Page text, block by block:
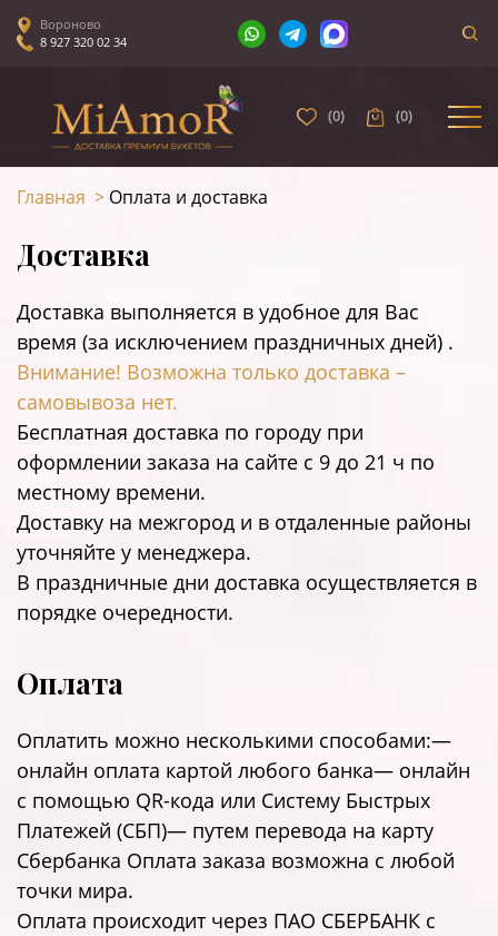
Вороново
8 927 320 02 34
(0) (0)
Главная > Оплата и доставка
Доставка
Доставка выполняется в удобное для Вас
время (за исключением праздничных дней) .
Внимание! Возможна только доставка –
самовывоза нет.
Бесплатная доставка по городу при
оформлении заказа на сайте c 9 до 21 ч по
местному времени.
Доставку на межгород и в отдаленные районы
уточняйте у менеджера.
В праздничные дни доставка осуществляется в
порядке очередности.
Оплата
Оплатить можно несколькими способами:—
онлайн оплата картой любого банка— онлайн
с помощью QR-кода или Систему Быстрых
Платежей (СБП)— путем перевода на карту
Сбербанка Оплата заказа возможна с любой
точки мира.
Оплата происходит через ПАО СБЕРБАНК с